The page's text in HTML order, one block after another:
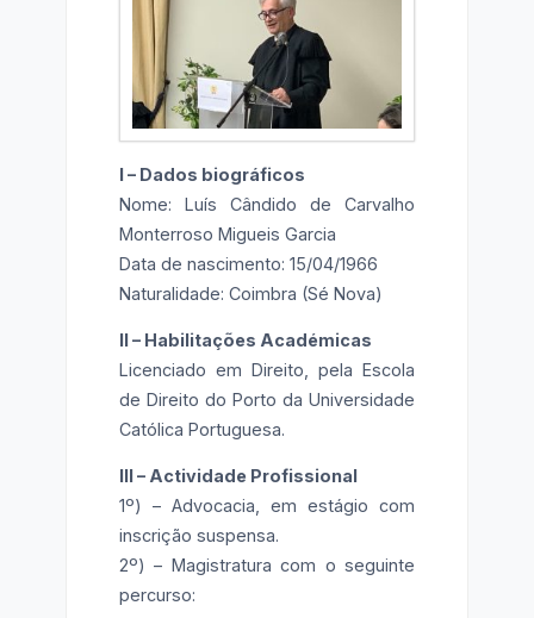
I – Dados biográficos
Nome: Luís Cândido de Carvalho
Monterroso Migueis Garcia
Data de nascimento: 15/04/1966
Naturalidade: Coimbra (Sé Nova)
II – Habilitações Académicas
Licenciado em Direito, pela Escola
de Direito do Porto da Universidade
Católica Portuguesa.
III – Actividade Profissional
1º) – Advocacia, em estágio com
inscrição suspensa.
2º) – Magistratura com o seguinte
percurso: